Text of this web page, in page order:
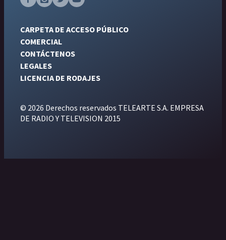
CARPETA DE ACCESO PÚBLICO
COMERCIAL
CONTÁCTENOS
LEGALES
LICENCIA DE RODAJES
© 2026 Derechos reservados TELEARTE S.A. EMPRESA
DE RADIO Y TELEVISION 2015